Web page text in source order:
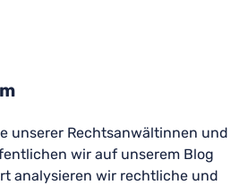
unserer Rechtsanwältinnen und
wir auf unserem Blog
analysieren wir rechtliche und